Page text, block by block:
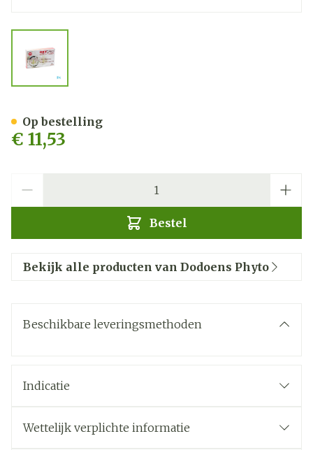
€ 11,53
Bestel
Op bestelling
Bekijk alle producten van Dodoens Phyto
Beschikbare leveringsmethoden
Indicatie
Wettelijk verplichte informatie